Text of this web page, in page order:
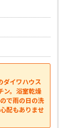
ダイワハウス
ン。浴室乾燥
で雨の日の洗
配もありませ